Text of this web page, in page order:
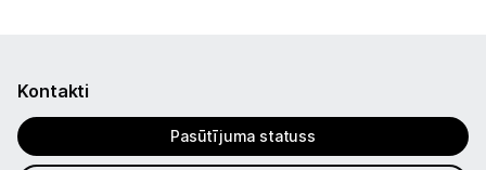
Biroja piederumi
Kontakti
Pasūtījuma statuss